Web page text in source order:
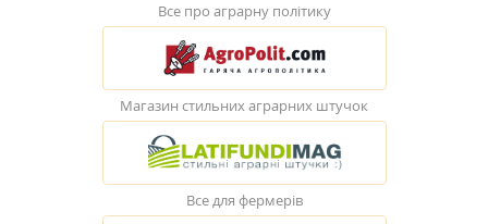
Все про аграрну політику
Магазин стильних аграрних штучок
Все для фермерів